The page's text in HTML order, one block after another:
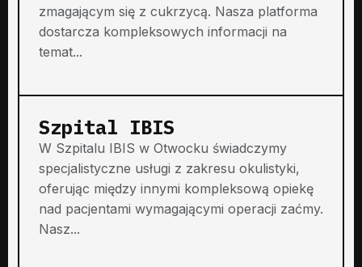
zmagającym się z cukrzycą. Nasza platforma
dostarcza kompleksowych informacji na
temat...
Szpital IBIS
W Szpitalu IBIS w Otwocku świadczymy
specjalistyczne usługi z zakresu okulistyki,
oferując między innymi kompleksową opiekę
nad pacjentami wymagającymi operacji zaćmy.
Nasz...